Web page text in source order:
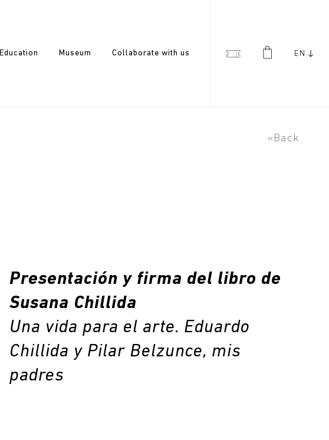
Education Museum Collaborate with us EN
«Back
Presentación y firma del libro de
Susana Chillida
Una vida para el arte. Eduardo
Chillida y Pilar Belzunce, mis
padres